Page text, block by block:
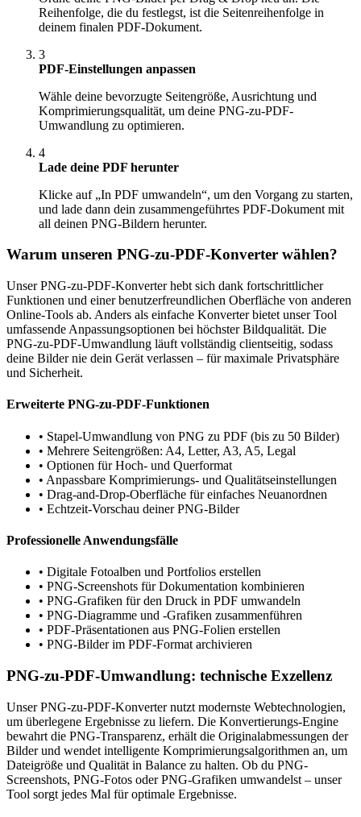
Reihenfolge, die du festlegst, ist die Seitenreihenfolge in
deinem finalen PDF-Dokument.
3
PDF-Einstellungen anpassen
Wähle deine bevorzugte Seitengröße, Ausrichtung und
Komprimierungsqualität, um deine PNG-zu-PDF-
Umwandlung zu optimieren.
4
Lade deine PDF herunter
Klicke auf „In PDF umwandeln“, um den Vorgang zu starten,
und lade dann dein zusammengeführtes PDF-Dokument mit
all deinen PNG-Bildern herunter.
Warum unseren PNG-zu-PDF-Konverter wählen?
Unser PNG-zu-PDF-Konverter hebt sich dank fortschrittlicher
Funktionen und einer benutzerfreundlichen Oberfläche von anderen
Online-Tools ab. Anders als einfache Konverter bietet unser Tool
umfassende Anpassungsoptionen bei höchster Bildqualität. Die
PNG-zu-PDF-Umwandlung läuft vollständig clientseitig, sodass
deine Bilder nie dein Gerät verlassen – für maximale Privatsphäre
und Sicherheit.
Erweiterte PNG-zu-PDF-Funktionen
• Stapel-Umwandlung von PNG zu PDF (bis zu 50 Bilder)
• Mehrere Seitengrößen: A4, Letter, A3, A5, Legal
• Optionen für Hoch- und Querformat
• Anpassbare Komprimierungs- und Qualitätseinstellungen
• Drag-and-Drop-Oberfläche für einfaches Neuanordnen
• Echtzeit-Vorschau deiner PNG-Bilder
Professionelle Anwendungsfälle
• Digitale Fotoalben und Portfolios erstellen
• PNG-Screenshots für Dokumentation kombinieren
• PNG-Grafiken für den Druck in PDF umwandeln
• PNG-Diagramme und -Grafiken zusammenführen
• PDF-Präsentationen aus PNG-Folien erstellen
• PNG-Bilder im PDF-Format archivieren
PNG-zu-PDF-Umwandlung: technische Exzellenz
Unser PNG-zu-PDF-Konverter nutzt modernste Webtechnologien,
um überlegene Ergebnisse zu liefern. Die Konvertierungs-Engine
bewahrt die PNG-Transparenz, erhält die Originalabmessungen der
Bilder und wendet intelligente Komprimierungsalgorithmen an, um
Dateigröße und Qualität in Balance zu halten. Ob du PNG-
Screenshots, PNG-Fotos oder PNG-Grafiken umwandelst – unser
Tool sorgt jedes Mal für optimale Ergebnisse.